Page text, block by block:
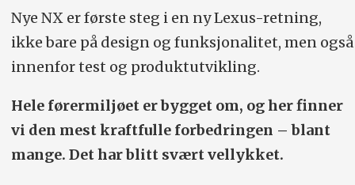
Nye NX er første steg i en ny Lexus-retning,
ikke bare på design og funksjonalitet, men også
innenfor test og produktutvikling.
Hele førermiljøet er bygget om, og her finner
vi den mest kraftfulle forbedringen – blant
mange. Det har blitt svært vellykket.